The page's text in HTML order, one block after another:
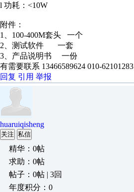
l 功耗：<10W
附件：
1、100-400M套头 一个
2、测试软件 一套
3、产品说明书 一份
有需要联系 13466589624 010-62101283
回复 引用 举报
huaruiqisheng
关注 私信
精华：0帖
求助：0帖
帖子：0帖 | 3回
年度积分：0